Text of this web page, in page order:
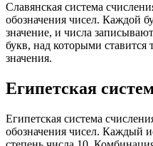
Славянская система
обозначения чисел. Каждой
значение, и числа
букв, над которыми ставится
значения.
Египетская
Египетская система
обозначения чисел. Каждый